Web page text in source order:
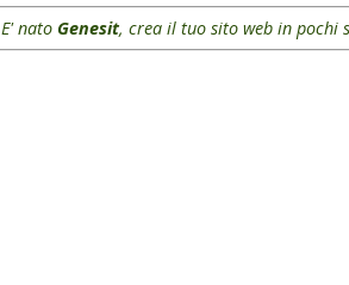
E' nato Genesit, crea il tuo sito web in pochi